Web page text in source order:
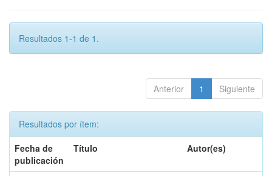
Resultados 1-1 de 1.
Anterior 1 Siguiente
Resultados por ítem:
Fecha de
publicación
Título Autor(es)